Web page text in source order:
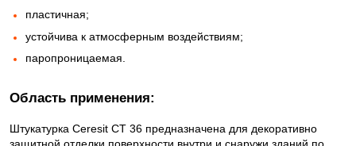
пластичная;
устойчива к атмосферным воздействиям;
паропроницаемая.
Область применения:
Штукатурка Ceresit CT 36 предназначена для декоративно